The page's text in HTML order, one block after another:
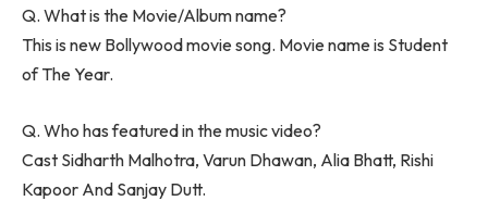
Q. What is the Movie/Album name?
This is new Bollywood movie song. Movie name is Student
of The Year.
Q. Who has featured in the music video?
Cast Sidharth Malhotra, Varun Dhawan, Alia Bhatt, Rishi
Kapoor And Sanjay Dutt.